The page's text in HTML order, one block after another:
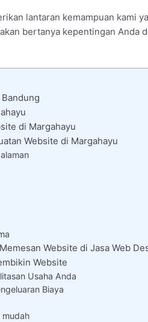
lantaran kemampuan kami
bertanya kepentingan Anda
di Margahayu
Website di Margahayu
Website di Jasa Web
Website
Usaha Anda
Biaya
mudah